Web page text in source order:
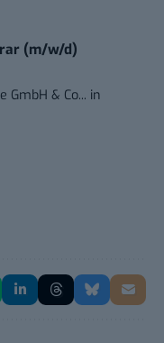
(m/w/d)
GmbH & Co... in